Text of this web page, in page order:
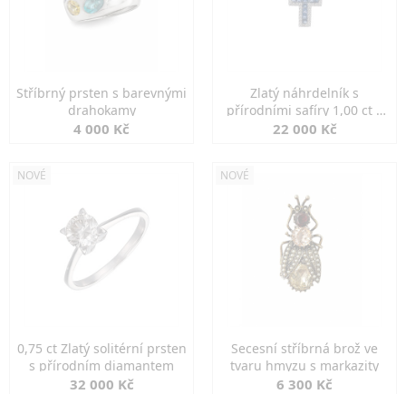
Stříbrný prsten s barevnými
drahokamy
4 000 Kč
Zlatý náhrdelník s
přírodními safíry 1,00 ct a
diamanty
22 000 Kč
NOVÉ
0,75 ct Zlatý solitérní prsten
s přírodním diamantem
32 000 Kč
NOVÉ
Secesní stříbrná brož ve
tvaru hmyzu s markazity
6 300 Kč